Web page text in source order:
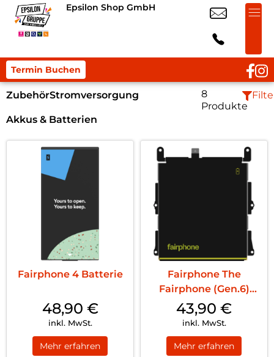
Epsilon Shop GmbH
Termin Buchen
ZubehörStromversorgung
Akkus & Batterien
8
Produkte
Fairphone 4 Batterie
48,90 €
inkl. MwSt.
Mehr erfahren
Fairphone The
Fairphone (Gen.6)
Battery Black
43,90 €
inkl. MwSt.
Mehr erfahren